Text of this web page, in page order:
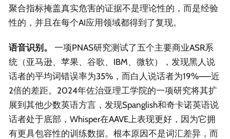
聚合指标掩盖真实危害的证据不是理论性的，而是经验
性的，并且在每个AI应用领域都得到了复现。
语音识别。
一项PNAS研究测试了五个主要商业ASR系
统（亚马逊、苹果、谷歌、IBM、微软），发现黑人说
话者的平均词错误率为35%，而白人说话者为19%——近
2倍的差距。2024年佐治亚理工学院的一项研究将其扩
展到其他少数英语方言，发现Spanglish和奇卡诺英语说
话者处于底部，Whisper在AAVE上表现更好，因为它拥
有更具包容性的训练数据。根本原因不是词汇差异，而